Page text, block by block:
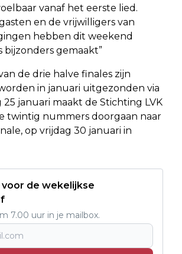
vanaf het eerste lied.
en de vrijwilligers van
hebben dit weekend
bijzonders gemaakt”
de drie halve finales zijn
in januari uitgezonden via
25 januari maakt de Stichting LVK
twintig nummers doorgaan naar
op vrijdag 30 januari in
voor de wekelijkse
7.00 uur in je mailbox.